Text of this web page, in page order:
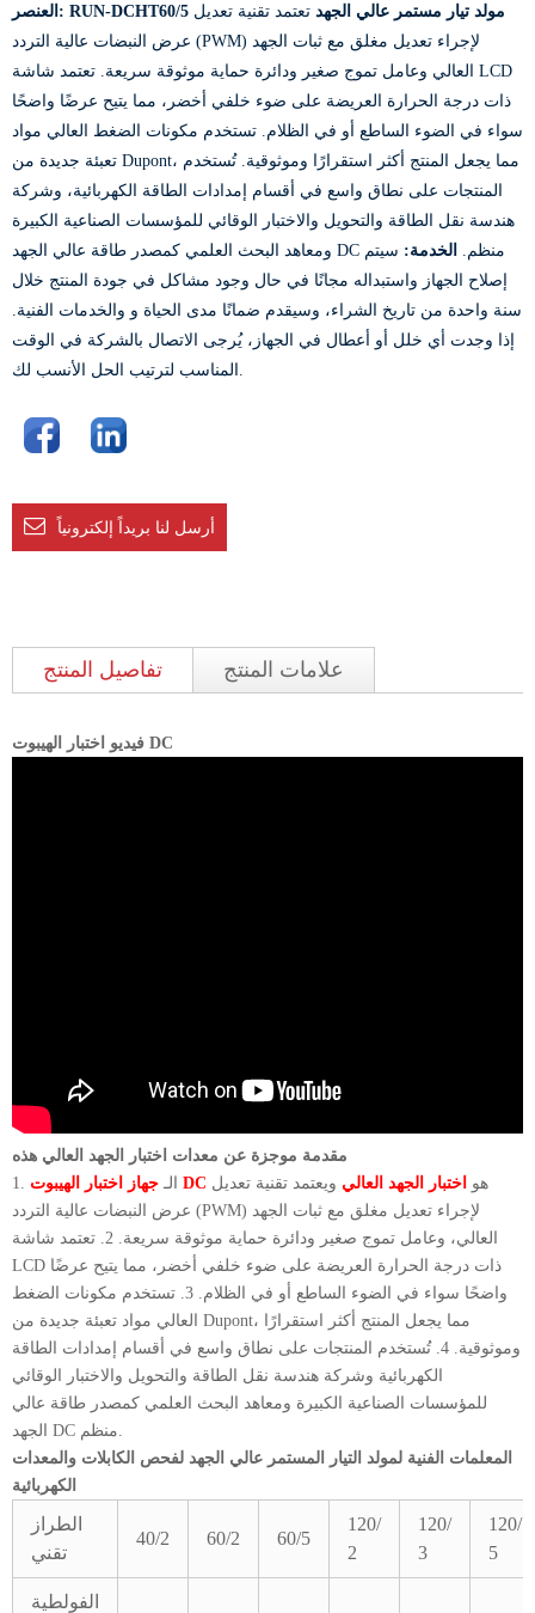
العنصر: RUN-DCHT60/5 مولد تيار مستمر عالي الجهد تعتمد تقنية تعديل
عرض النبضات عالية التردد (PWM) لإجراء تعديل مغلق مع ثبات الجهد
العالي وعامل تموج صغير ودائرة حماية موثوقة سريعة. تعتمد شاشة LCD
ذات درجة الحرارة العريضة على ضوء خلفي أخضر، مما يتيح عرضًا واضحًا
سواء في الضوء الساطع أو في الظلام. تستخدم مكونات الضغط العالي مواد
تعبئة جديدة من Dupont، مما يجعل المنتج أكثر استقرارًا وموثوقية. تُستخدم
المنتجات على نطاق واسع في أقسام إمدادات الطاقة الكهربائية، وشركة
هندسة نقل الطاقة والتحويل والاختبار الوقائي للمؤسسات الصناعية الكبيرة
ومعاهد البحث العلمي كمصدر طاقة عالي الجهد DC منظم.
الخدمة: سيتم
إصلاح الجهاز واستبداله مجانًا في حال وجود مشاكل في جودة المنتج خلال
سنة واحدة من تاريخ الشراء، وسيقدم ضمانًا مدى الحياة و والخدمات الفنية.
إذا وجدت أي خلل أو أعطال في الجهاز، يُرجى الاتصال بالشركة في الوقت
أرسل لنا بريداً إلكترونياً
تفاصيل المنتج علامات المنتج
فيديو اختبار الهيبوت DC
مقدمة موجزة عن معدات اختبار الجهد العالي هذه
1. الـ جهاز اختبار الهيبوت DC هو اختبار الجهد العالي ويعتمد تقنية تعديل
عرض النبضات عالية التردد (PWM) لإجراء تعديل مغلق مع ثبات الجهد
العالي، وعامل تموج صغير ودائرة حماية موثوقة سريعة. 2. تعتمد شاشة
LCD ذات درجة الحرارة العريضة على ضوء خلفي أخضر، مما يتيح عرضًا
واضحًا سواء في الضوء الساطع أو في الظلام. 3. تستخدم مكونات الضغط
العالي مواد تعبئة جديدة من Dupont، مما يجعل المنتج أكثر استقرارًا
وموثوقية. 4. تُستخدم المنتجات على نطاق واسع في أقسام إمدادات الطاقة
الكهربائية وشركة هندسة نقل الطاقة والتحويل والاختبار الوقائي
للمؤسسات الصناعية الكبيرة ومعاهد البحث العلمي كمصدر طاقة عالي
المعلمات الفنية لمولد التيار المستمر عالي الجهد لفحص الكابلات والمعدات
الكهربائية
الطراز
تقني
40/2 60/2 60/5
120/
2
120/
3
120/
5
الفولطية